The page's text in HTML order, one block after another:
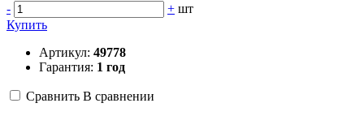
-
+ шт
Купить
Артикул: 49778
Гарантия: 1 год
Сравнить В сравнении